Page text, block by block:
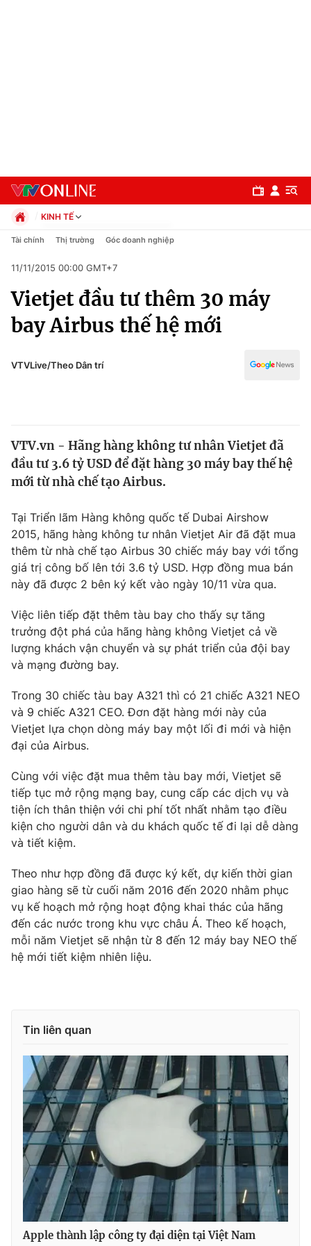
Chuyên mục
Chính trị
Thế giới
Thế giới đó đây
Câu chuyện quốc tế
Kinh tế
Tài chính
Thị trường
Dữ liệu và đời sống
Phim VTV
Hậu trường
Khán giả
Giải sao mai
Giải trí
Điện ảnh
Âm nhạc
Sao
Du lịch
Làm đẹp
Giáo dục
Tuyển sinh
Học trực tuyến
Hitech Công nghệ tương lai
Sản phẩm
Thị trường
Tư vấn
Giao lưu trực tuyến
Lịch phát sóng
Chuyên mục khác
Emagazine Podcast
Photo Infographic
VTV Money
VTV Sức khoẻ Bất động sản
Thị trường 24h Tấm lòng Việt
VTV4 Vươn mình bằng AI
VTV9 VTV8
Liên hệ tòa soạn English
KINH TẾ
Chính trị
Pháp luật
Kinh tế
Thể thao
Truyền hình
Y tế
Tài chính Thị trường Góc doanh nghiệp
11/11/2015 00:00 GMT+7
Vietjet đầu tư thêm 30 máy
bay Airbus thế hệ mới
VTVLive/Theo Dân trí
VTV.vn - Hãng hàng không tư nhân Vietjet đã
đầu tư 3.6 tỷ USD để đặt hàng 30 máy bay thế hệ
mới từ nhà chế tạo Airbus.
Tại Triển lãm Hàng không quốc tế Dubai Airshow
2015, hãng hàng không tư nhân Vietjet Air đã đặt mua
thêm từ nhà chế tạo Airbus 30 chiếc máy bay với tổng
giá trị công bố lên tới 3.6 tỷ USD. Hợp đồng mua bán
này đã được 2 bên ký kết vào ngày 10/11 vừa qua.
Việc liên tiếp đặt thêm tàu bay cho thấy sự tăng
trưởng đột phá của hãng hàng không Vietjet cả về
lượng khách vận chuyển và sự phát triển của đội bay
và mạng đường bay.
Trong 30 chiếc tàu bay A321 thì có 21 chiếc A321 NEO
và 9 chiếc A321 CEO. Đơn đặt hàng mới này của
Vietjet lựa chọn dòng máy bay một lối đi mới và hiện
đại của Airbus.
Cùng với việc đặt mua thêm tàu bay mới, Vietjet sẽ
tiếp tục mở rộng mạng bay, cung cấp các dịch vụ và
tiện ích thân thiện với chi phí tốt nhất nhằm tạo điều
kiện cho người dân và du khách quốc tế đi lại dễ dàng
và tiết kiệm.
Theo như hợp đồng đã được ký kết, dự kiến thời gian
giao hàng sẽ từ cuối năm 2016 đến 2020 nhằm phục
vụ kế hoạch mở rộng hoạt động khai thác của hãng
đến các nước trong khu vực châu Á. Theo kế hoạch,
mỗi năm Vietjet sẽ nhận từ 8 đến 12 máy bay NEO thế
hệ mới tiết kiệm nhiên liệu.
Tin liên quan
Apple thành lập công ty đại diện tại Việt Nam